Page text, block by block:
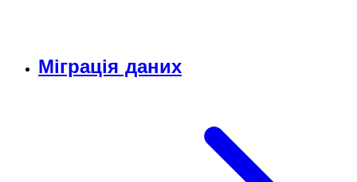
Міграція даних